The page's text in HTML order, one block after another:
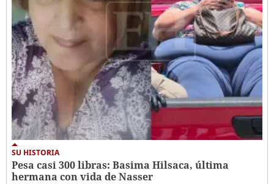
SU HISTORIA
Pesa casi 300 libras: Basima Hilsaca, última
hermana con vida de Nasser